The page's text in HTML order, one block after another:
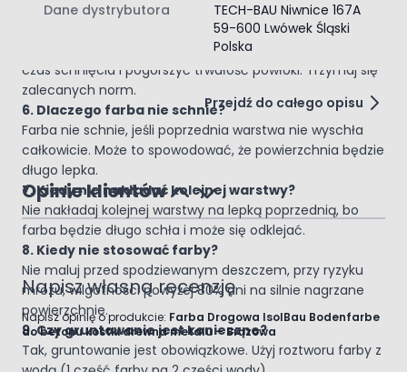
5. Czy można użyć więcej farby niż zaleca
Nie, zużycie większej ilości farby na m? może wydłużyć
czas schnięcia i pogorszyć trwałość powłoki. Trzymaj się
zalecanych norm.
6. Dlaczego farba nie schnie?
Farba nie schnie, jeśli poprzednia warstwa nie wyschła
całkowicie. Może to spowodować, że powierzchnia będzie
długo lepka.
7. Kiedy nie nakładać kolejnej warstwy?
Nie nakładaj kolejnej warstwy na lepką poprzednią, bo
farba będzie długo schła i może się odklejać.
8. Kiedy nie stosować farby?
Nie maluj przed spodziewanym deszczem, przy ryzyku
mrozu, wilgotności powyżej 80% ani na silnie nagrzane
powierzchnie.
9. Czy gruntowanie jest konieczne?
Tak, gruntowanie jest obowiązkowe. Użyj roztworu farby z
Dane dystrybutora
TECH-BAU Niwnice 167A
59-600 Lwówek Śląski
Polska
Przejdź do całego opisu
Opinie klientów
Napisz własną recenzję
Napisz opinię o produkcie: Farba Drogowa IsolBau Bodenfarbe
do betonu kostki drewna metalu – Brązowa